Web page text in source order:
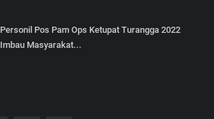
Personil Pos Pam Ops Ketupat Turangga 2022
Imbau Masyarakat...